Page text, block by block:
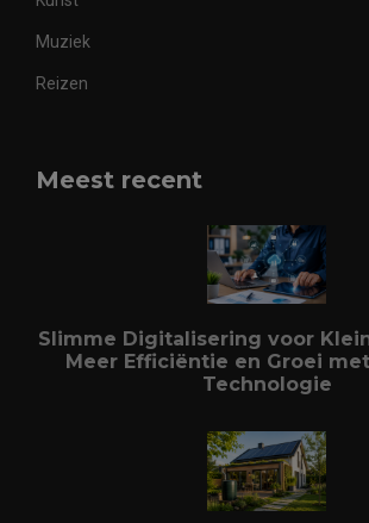
Muziek
Reizen
Meest recent
Slimme Digitalisering voor
Meer Efficiëntie en Groei
Technologie